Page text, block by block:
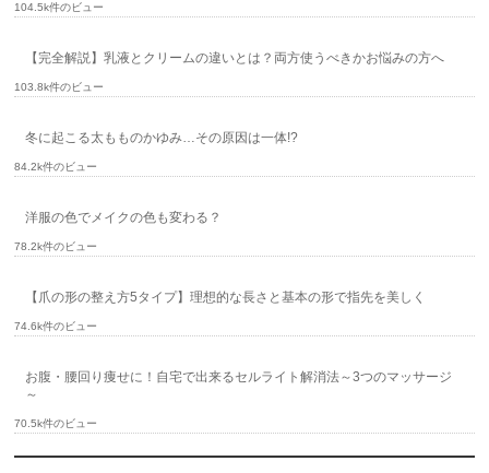
104.5k件のビュー
【完全解説】乳液とクリームの違いとは？両方使うべきかお悩みの方へ
103.8k件のビュー
冬に起こる太もものかゆみ…その原因は一体!?
84.2k件のビュー
洋服の色でメイクの色も変わる？
78.2k件のビュー
【爪の形の整え方5タイプ】理想的な長さと基本の形で指先を美しく
74.6k件のビュー
お腹・腰回り痩せに！自宅で出来るセルライト解消法～3つのマッサージ
～
70.5k件のビュー